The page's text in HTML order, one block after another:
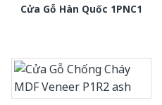
Cửa Gỗ Hàn Quốc 1PNC1